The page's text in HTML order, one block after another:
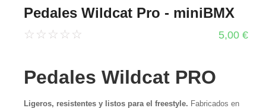
Pedales Wildcat Pro - miniBMX
☆ ☆ ☆ ☆ ☆ 5,00 €
Pedales Wildcat PRO
Ligeros, resistentes y listos para el freestyle. Fabricados en